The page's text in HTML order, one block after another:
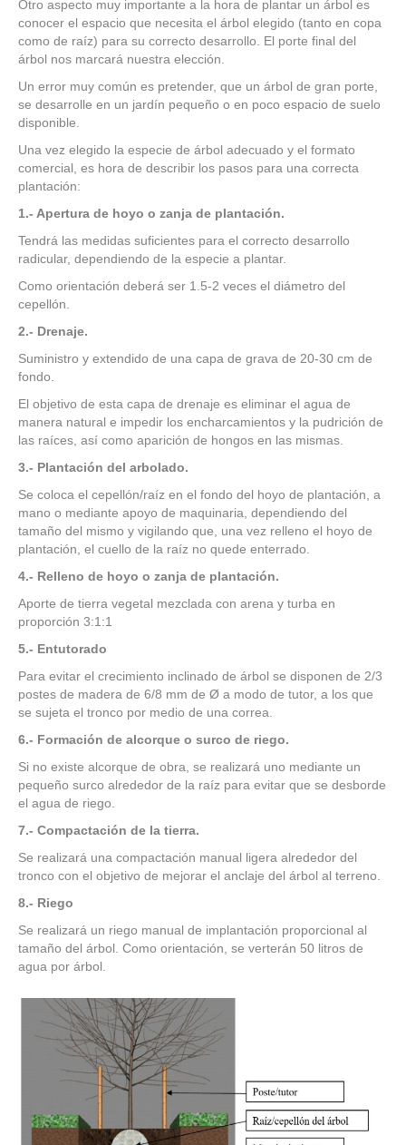
Otro aspecto muy importante a la hora de plantar un árbol es
conocer el espacio que necesita el árbol elegido (tanto en copa
como de raíz) para su correcto desarrollo. El porte final del
árbol nos marcará nuestra elección.
Un error muy común es pretender, que un árbol de gran porte,
se desarrolle en un jardín pequeño o en poco espacio de suelo
disponible.
Una vez elegido la especie de árbol adecuado y el formato
comercial, es hora de describir los pasos para una correcta
plantación:
1.- Apertura de hoyo o zanja de plantación.
Tendrá las medidas suficientes para el correcto desarrollo
radicular, dependiendo de la especie a plantar.
Como orientación deberá ser 1.5-2 veces el diámetro del
cepellón.
2.- Drenaje.
Suministro y extendido de una capa de grava de 20-30 cm de
fondo.
El objetivo de esta capa de drenaje es eliminar el agua de
manera natural e impedir los encharcamientos y la pudrición de
las raíces, así como aparición de hongos en las mismas.
3.- Plantación del arbolado.
Se coloca el cepellón/raíz en el fondo del hoyo de plantación, a
mano o mediante apoyo de maquinaria, dependiendo del
tamaño del mismo y vigilando que, una vez relleno el hoyo de
plantación, el cuello de la raíz no quede enterrado.
4.- Relleno de hoyo o zanja de plantación.
Aporte de tierra vegetal mezclada con arena y turba en
proporción 3:1:1
5.- Entutorado
Para evitar el crecimiento inclinado de árbol se disponen de 2/3
postes de madera de 6/8 mm de Ø a modo de tutor, a los que
se sujeta el tronco por medio de una correa.
6.- Formación de alcorque o surco de riego.
Si no existe alcorque de obra, se realizará uno mediante un
pequeño surco alrededor de la raíz para evitar que se desborde
el agua de riego.
7.- Compactación de la tierra.
Se realizará una compactación manual ligera alrededor del
tronco con el objetivo de mejorar el anclaje del árbol al terreno.
8.- Riego
Se realizará un riego manual de implantación proporcional al
tamaño del árbol. Como orientación, se verterán 50 litros de
agua por árbol.